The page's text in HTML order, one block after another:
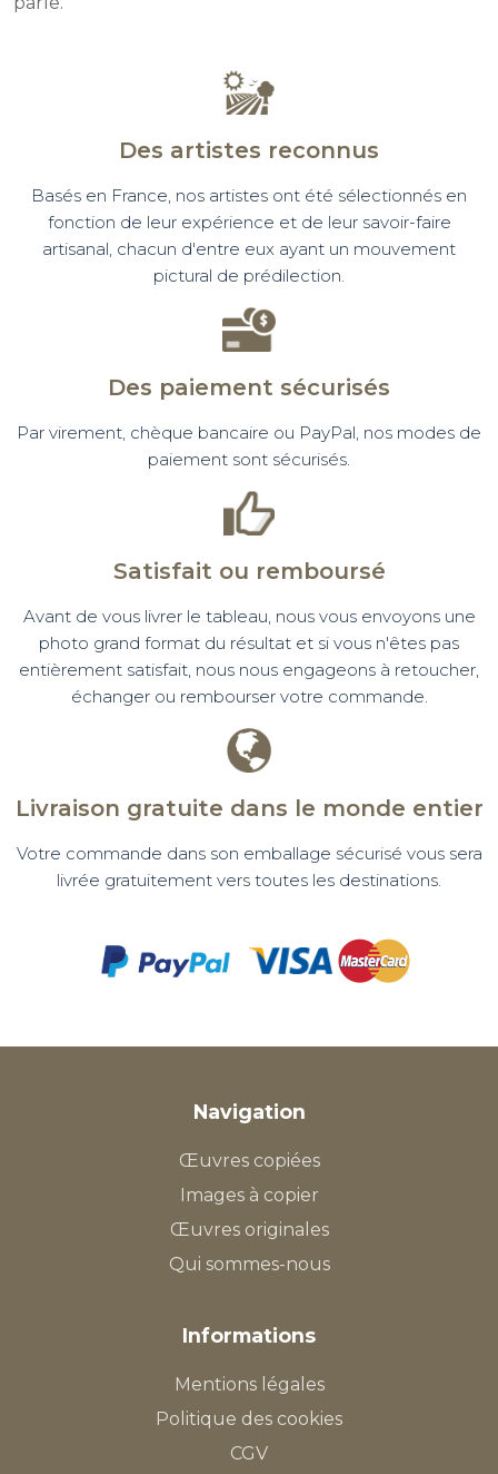
Des artistes reconnus
Basés en France, nos artistes ont été sélectionnés en
fonction de leur expérience et de leur savoir-faire
artisanal, chacun d'entre eux ayant un mouvement
pictural de prédilection.
Des paiement sécurisés
Par virement, chèque bancaire ou PayPal, nos modes de
paiement sont sécurisés.
Satisfait ou remboursé
Avant de vous livrer le tableau, nous vous envoyons une
photo grand format du résultat et si vous n'êtes pas
entièrement satisfait, nous nous engageons à retoucher,
échanger ou rembourser votre commande.
Livraison gratuite dans le monde entier
Votre commande dans son emballage sécurisé vous sera
livrée gratuitement vers toutes les destinations.
Navigation
Œuvres copiées
Images à copier
Œuvres originales
Qui sommes-nous
Informations
Mentions légales
Politique des cookies
CGV